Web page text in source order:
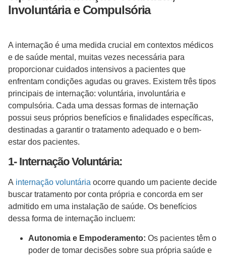
Involuntária e Compulsória
A internação é uma medida crucial em contextos médicos
e de saúde mental, muitas vezes necessária para
proporcionar cuidados intensivos a pacientes que
enfrentam condições agudas ou graves. Existem três tipos
principais de internação: voluntária, involuntária e
compulsória. Cada uma dessas formas de internação
possui seus próprios benefícios e finalidades específicas,
destinadas a garantir o tratamento adequado e o bem-
estar dos pacientes.
1- Internação Voluntária:
A internação voluntária ocorre quando um paciente decide
buscar tratamento por conta própria e concorda em ser
admitido em uma instalação de saúde. Os benefícios
dessa forma de internação incluem:
Autonomia e Empoderamento: Os pacientes têm o
poder de tomar decisões sobre sua própria saúde e